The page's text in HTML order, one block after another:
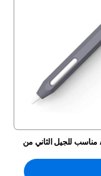
غطاء حماية لأقلام Apple Pencil مناسب للجيل الثاني من